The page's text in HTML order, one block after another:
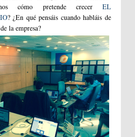
cómo pretende crecer EL
? ¿En qué pensáis cuando habláis de
la empresa?